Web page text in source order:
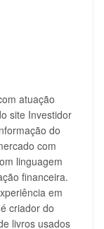
atuação
site Investidor
do
com
linguagem
financeira.
em
criador do
livros usados